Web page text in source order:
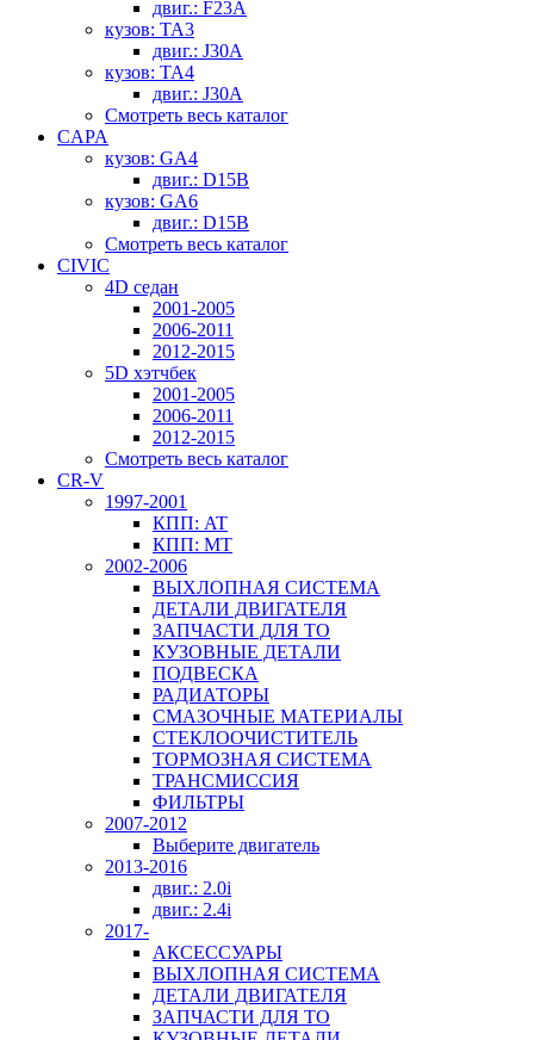
двиг.: F23A
кузов: TA3
двиг.: J30A
кузов: TA4
двиг.: J30A
Смотреть весь каталог
CAPA
кузов: GA4
двиг.: D15B
кузов: GA6
двиг.: D15B
Смотреть весь каталог
CIVIC
4D седан
2001-2005
2006-2011
2012-2015
5D хэтчбек
2001-2005
2006-2011
2012-2015
Смотреть весь каталог
CR-V
1997-2001
КПП: AT
КПП: MT
2002-2006
ВЫХЛОПНАЯ СИСТЕМА
ДЕТАЛИ ДВИГАТЕЛЯ
ЗАПЧАСТИ ДЛЯ ТО
КУЗОВНЫЕ ДЕТАЛИ
ПОДВЕСКА
РАДИАТОРЫ
СМАЗОЧНЫЕ МАТЕРИАЛЫ
СТЕКЛООЧИСТИТЕЛЬ
ТОРМОЗНАЯ СИСТЕМА
ТРАНСМИССИЯ
ФИЛЬТРЫ
2007-2012
Выберите двигатель
2013-2016
двиг.: 2.0i
двиг.: 2.4i
2017-
АКСЕССУАРЫ
ВЫХЛОПНАЯ СИСТЕМА
ДЕТАЛИ ДВИГАТЕЛЯ
ЗАПЧАСТИ ДЛЯ ТО